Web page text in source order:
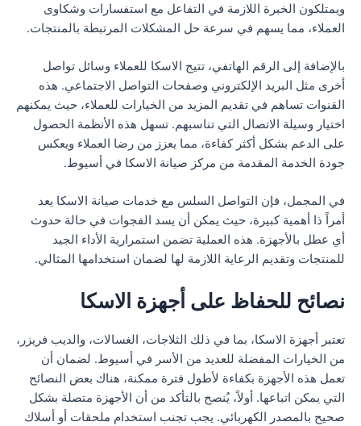
ويمتلكون الخبرة اللازمة في التفاعل مع استفسارات وشكاوى
العملاء، مما يسهم في سرعة حل المشكلات المرتبطة بالمنتجات.
بالإضافة إلى الرقم الهاتفي، تتيح الاسكا للعملاء وسائل تواصل
أخرى مثل البريد الإلكتروني وصفحات التواصل الاجتماعي. هذه
القنوات تساهم في تقديم المزيد من الخيارات للعملاء، حيث يمكنهم
اختيار وسيلة الاتصال التي تناسبهم. تسهل هذه الأنظمة الحصول
على الدعم بشكل أكثر كفاءة، مما يعزز من رضا العملاء ويعكس
جودة الخدمة المقدمة من مركز صيانة الاسكا في أسيوط.
في المجمل، فإن التواصل السلس مع خدمات صيانة الاسكا يعد
أمراً ذا أهمية كبيرة، حيث يمكن أن يسد الفجوات في حالة حدوث
أي عطل بالأجهزة. هذه العملية تضمن استمرارية الأداء الجيد
للمنتجات وتقديم الرعاية اللازمة لها لضمان استخدامها المثالي.
نصائح للحفاظ على أجهزة الاسكا
تعتبر أجهزة الاسكا، بما في ذلك الثلاجات، الغسالات، والديب فريزر،
من الخيارات المفضلة للعديد من الأسر في أسيوط. لضمان أن
تعمل هذه الأجهزة بكفاءة لأطول فترة ممكنة، هناك بعض النصائح
التي يمكن اتباعها. أولاً، يُنصح بالتأكد من أن الأجهزة متصلة بشكل
صحيح بالمصدر الكهربائي. يجب تجنب استخدام ملحقات أو أسلاك